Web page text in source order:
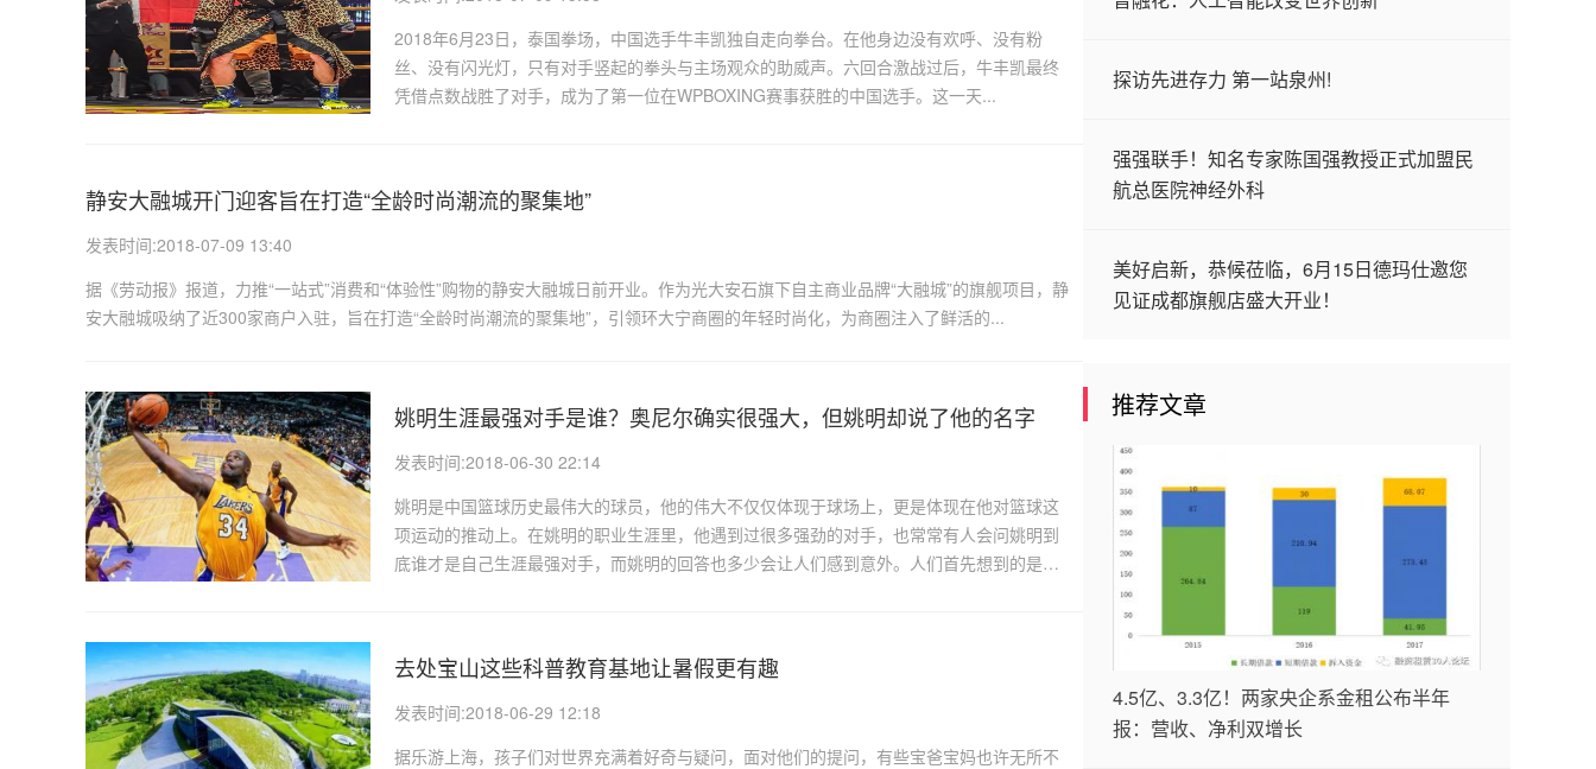
2018年6月23日，泰国拳场，中国选手牛丰凯独自走向拳台。在他身边没有欢呼、没有粉
丝、没有闪光灯，只有对手竖起的拳头与主场观众的助威声。六回合激战过后，牛丰凯最终
凭借点数战胜了对手，成为了第一位在WPBOXING赛事获胜的中国选手。这一天...
静安大融城开门迎客旨在打造“全龄时尚潮流的聚集地”
发表时间:2018-07-09 13:40
据《劳动报》报道，力推“一站式”消费和“体验性”购物的静安大融城日前开业。作为光大安石旗下自主商业品牌“大融城”的旗舰项目，静
安大融城吸纳了近300家商户入驻，旨在打造“全龄时尚潮流的聚集地”，引领环大宁商圈的年轻时尚化，为商圈注入了鲜活的...
姚明生涯最强对手是谁？奥尼尔确实很强大，但姚明却说了他的名字
发表时间:2018-06-30 22:14
姚明是中国篮球历史最伟大的球员，他的伟大不仅仅体现于球场上，更是体现在他对篮球这
项运动的推动上。在姚明的职业生涯里，他遇到过很多强劲的对手，也常常有人会问姚明到
底谁才是自己生涯最强对手，而姚明的回答也多少会让人们感到意外。人们首先想到的是
去处宝山这些科普教育基地让暑假更有趣
发表时间:2018-06-29 12:18
据乐游上海，孩子们对世界充满着好奇与疑问，面对他们的提问，有些宝爸宝妈也许无所不
探访先进存力 第一站泉州!
强强联手！知名专家陈国强教授正式加盟民
航总医院神经外科
美好启新，恭候莅临，6月15日德玛仕邀您
见证成都旗舰店盛大开业！
推荐文章
4.5亿、3.3亿！两家央企系金租公布半年
报：营收、净利双增长